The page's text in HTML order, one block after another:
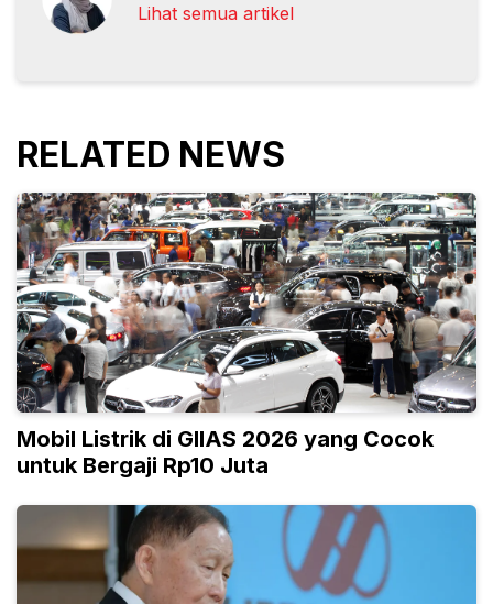
Lihat semua artikel
RELATED NEWS
Mobil Listrik di GIIAS 2026 yang Cocok
untuk Bergaji Rp10 Juta